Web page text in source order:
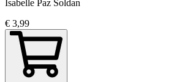
Isabelle Paz Soldan
€ 3,99